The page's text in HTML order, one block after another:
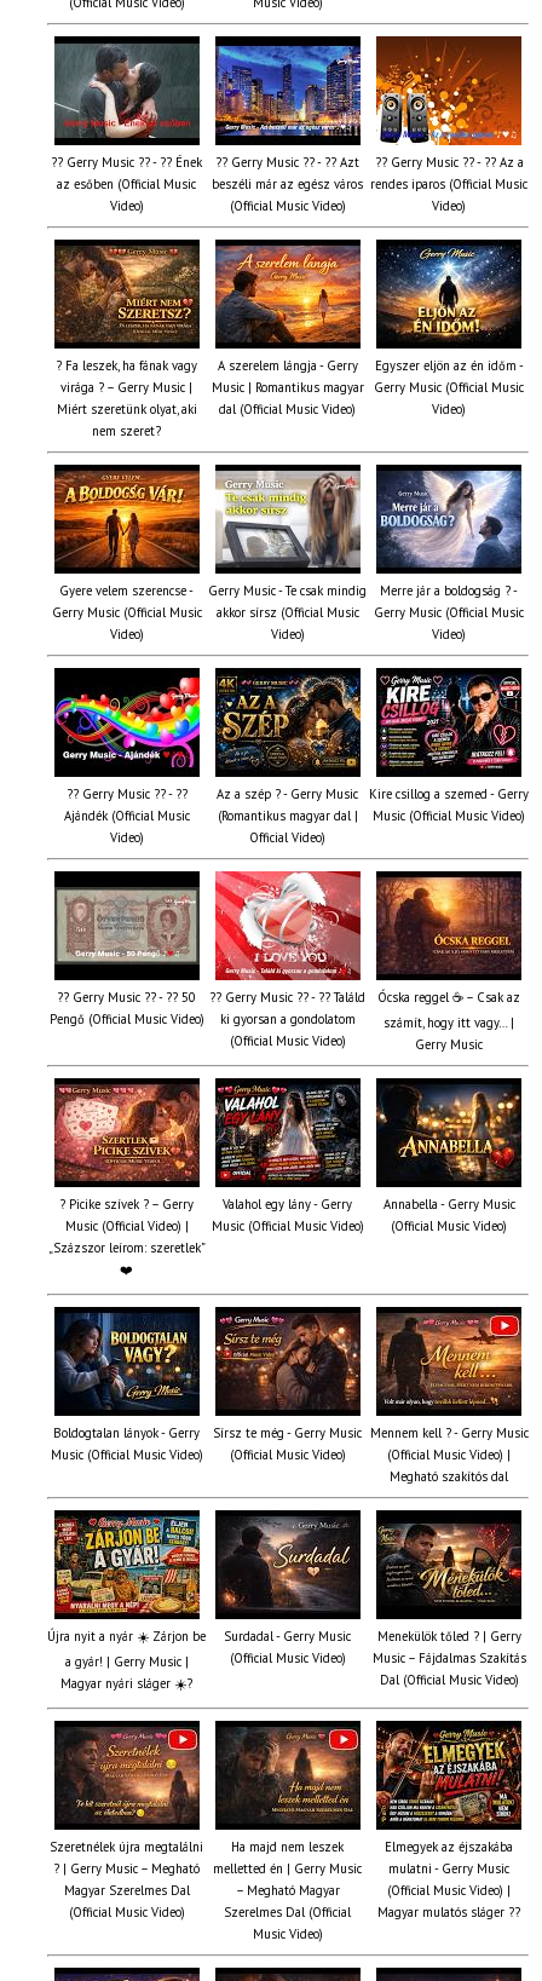
?? Gerry Music ?? - ?? Ének
az esőben (Official Music
Video)
?? Gerry Music ?? - ?? Azt
beszéli már az egész város
(Official Music Video)
?? Gerry Music ?? - ?? Az a
rendes iparos (Official Music
Video)
? Fa leszek, ha fának vagy
virága ? – Gerry Music |
Miért szeretünk olyat, aki
nem szeret?
A szerelem lángja - Gerry
Music | Romantikus magyar
dal (Official Music Video)
Egyszer eljön az én időm -
Gerry Music (Official Music
Video)
Gyere velem szerencse -
Gerry Music (Official Music
Video)
Gerry Music - Te csak mindig
akkor sírsz (Official Music
Video)
Merre jár a boldogság ? -
Gerry Music (Official Music
Video)
?? Gerry Music ?? - ??
Ajándék (Official Music
Video)
Az a szép ? - Gerry Music
(Romantikus magyar dal |
Official Video)
Kire csillog a szemed - Gerry
Music (Official Music Video)
?? Gerry Music ?? - ?? 50
Pengő (Official Music Video)
?? Gerry Music ?? - ?? Találd
ki gyorsan a gondolatom
(Official Music Video)
Ócska reggel ☕ – Csak az
számít, hogy itt vagy… |
Gerry Music
? Picike szívek ? – Gerry
Music (Official Video) |
„Százszor leírom: szeretlek”
❤️
Valahol egy lány - Gerry
Music (Official Music Video)
Annabella - Gerry Music
(Official Music Video)
Boldogtalan lányok - Gerry
Music (Official Music Video)
Sírsz te még - Gerry Music
(Official Music Video)
Mennem kell ? - Gerry Music
(Official Music Video) |
Megható szakítós dal
Újra nyit a nyár ☀️ Zárjon be
a gyár! | Gerry Music |
Magyar nyári sláger ☀️?
Surdadal - Gerry Music
(Official Music Video)
Menekülök tőled ? | Gerry
Music – Fájdalmas Szakítás
Dal (Official Music Video)
Szeretnélek újra megtalálni
? | Gerry Music – Megható
Magyar Szerelmes Dal
(Official Music Video)
Ha majd nem leszek
melletted én | Gerry Music
– Megható Magyar
Szerelmes Dal (Official
Music Video)
Elmegyek az éjszakába
mulatni - Gerry Music
(Official Music Video) |
Magyar mulatós sláger ??